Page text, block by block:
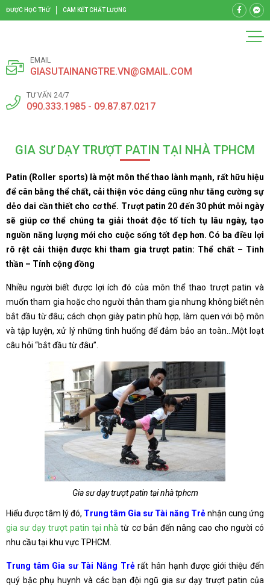
ĐƯỢC HỌC THỬ CAM KẾT CHẤT LƯỢNG
EMAIL
GIASUTAINANGTRE.VN@GMAIL.COM
TƯ VẤN 24/7
090.333.1985 - 09.87.87.0217
GIA SƯ DẠY TRƯỢT PATIN TẠI NHÀ TPHCM
Patin (Roller sports) là một môn thể thao lành mạnh, rất hữu hiệu
để cân bằng thể chất, cải thiện vóc dáng cũng như tăng cường sự
dẻo dai cần thiết cho cơ thể. Trượt patin 20 đến 30 phút mỗi ngày
sẽ giúp cơ thể chúng ta giải thoát độc tố tích tụ lâu ngày, tạo
nguồn năng lượng mới cho cuộc sống tốt đẹp hơn. Có ba điều lợi
rõ rệt cải thiện được khi tham gia trượt patin: Thể chất – Tinh
thần – Tính cộng đồng
Nhiều người biết được lợi ích đó của môn thể thao trượt patin và
muốn tham gia hoặc cho người thân tham gia nhưng không biết nên
bắt đầu từ đâu; cách chọn giày patin phù hợp, làm quen với bộ môn
và tập luyện, xử lý những tình huống để đảm bảo an toàn…Một loạt
câu hỏi “bắt đầu từ đâu”.
Gia sư dạy trượt patin tại nhà tphcm
Hiểu được tâm lý đó, Trung tâm Gia sư Tài năng Trẻnhận cung ứng
gia sư dạy trượt patin tại nhà từ cơ bản đến nâng cao cho người có
nhu cầu tại khu vực TPHCM.
Trung tâm Gia sư Tài Năng Trẻrất hân hạnh được giới thiệu đến
quý bậc phụ huynh và các bạn đội ngũ gia sư dạy trượt patin của